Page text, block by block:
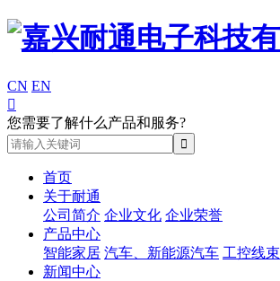
CN EN

您需要了解什么产品和服务?
首页
关于耐通
公司简介 企业文化 企业荣誉
产品中心
智能家居 汽车、新能源汽车 工控线束
新闻中心